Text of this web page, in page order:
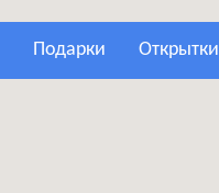
подарки открытки